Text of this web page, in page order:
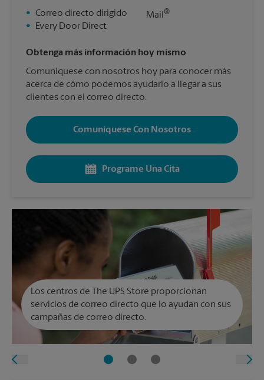
• Correo directo dirigido
•
Every Door Direct
Mail ®
Obtenga más información hoy mismo
Comuníquese con nosotros hoy para conocer más
acerca de cómo podemos ayudarlo a llegar a sus
clientes con el correo directo.
Comuníquese Con Nosotros
Programe Una Cita
Los centros de The UPS Store proporcionan
servicios de correo directo que lo ayudan con sus
campañas de correo directo.